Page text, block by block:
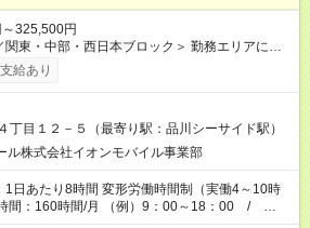
325,500円
関東・中部・西日本ブロック＞ 勤務エリアに応
みます。 残業代は別途全額支給（み
ありません）。 交通費は規定内で支給します。
試用期間の長さ：3ヶ月 雇用形態、給与は本
す。 入社日より3ヵ月到達後の20日までを試用
給あり
４丁目１２－５（最寄り駅：品川シーサイド駅）
ル株式会社イオンモバイル事業部
1日あたり8時間 変形労働時間制（実働4～10時
間：160時間/月 （例）9：00～18：00 /
各店舗営業時間は事業所により変動します。